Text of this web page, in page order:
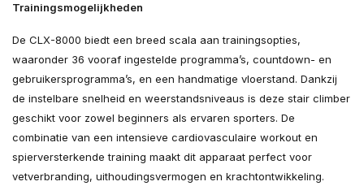
Trainingsmogelijkheden
De CLX-8000 biedt een breed scala aan trainingsopties,
waaronder 36 vooraf ingestelde programma’s, countdown- en
gebruikersprogramma’s, en een handmatige vloerstand. Dankzij
de instelbare snelheid en weerstandsniveaus is deze stair climber
geschikt voor zowel beginners als ervaren sporters. De
combinatie van een intensieve cardiovasculaire workout en
spierversterkende training maakt dit apparaat perfect voor
vetverbranding, uithoudingsvermogen en krachtontwikkeling.